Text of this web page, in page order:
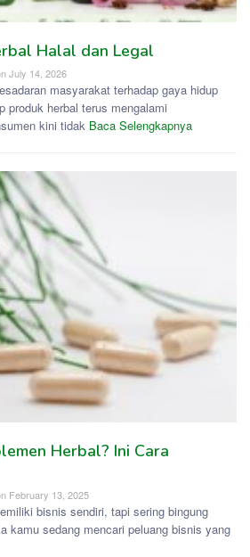
Halal dan Legal
July 14, 2026
masyarakat terhadap gaya hidup
produk herbal terus mengalami
kini tidak Baca Selengkapnya
Herbal? Ini Cara
February 13, 2025
bisnis sendiri, tapi sering bingung
kamu sedang mencari peluang bisnis yang